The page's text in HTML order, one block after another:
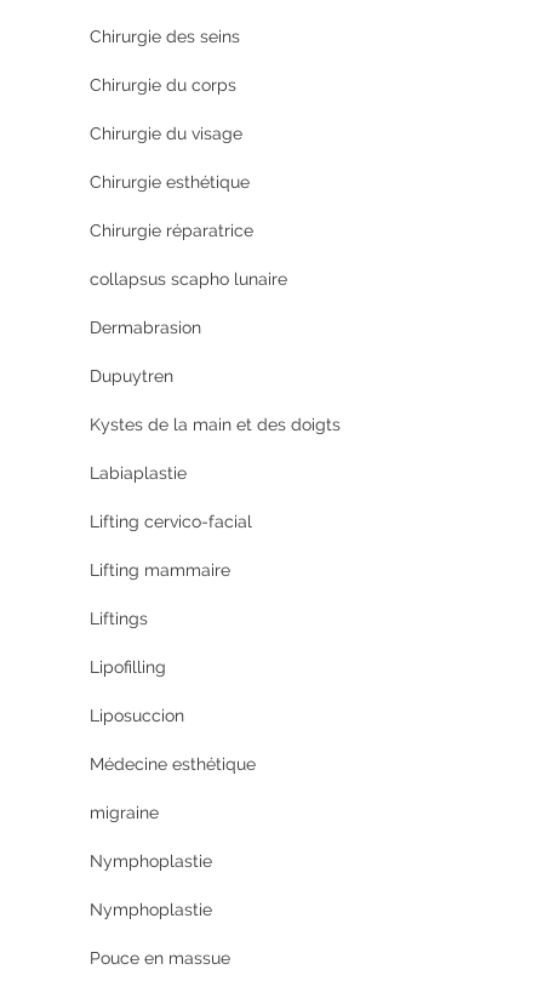
Chirurgie des seins
Chirurgie du corps
Chirurgie du visage
Chirurgie esthétique
Chirurgie réparatrice
collapsus scapho lunaire
Dermabrasion
Dupuytren
Kystes de la main et des doigts
Labiaplastie
Lifting cervico-facial
Lifting mammaire
Liftings
Lipofilling
Liposuccion
Médecine esthétique
migraine
Nymphoplastie
Nymphoplastie
Pouce en massue